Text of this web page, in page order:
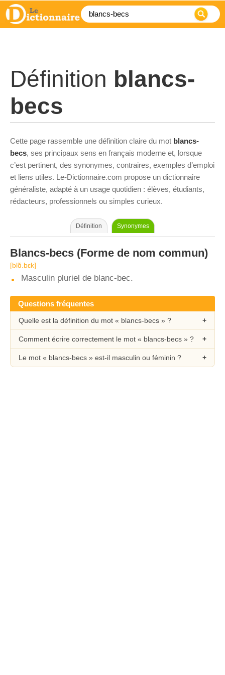
Définition blancs-
becs
Cette page rassemble une définition claire du mot blancs-
becs, ses principaux sens en français moderne et, lorsque
c’est pertinent, des synonymes, contraires, exemples d’emploi
et liens utiles. Le-Dictionnaire.com propose un dictionnaire
généraliste, adapté à un usage quotidien : élèves, étudiants,
rédacteurs, professionnels ou simples curieux.
Définition Synonymes
Blancs-becs (Forme de nom commun)
[blɑ̃.bɛk]
Masculin pluriel de blanc-bec.
Questions fréquentes
Quelle est la définition du mot « blancs-becs » ?
Comment écrire correctement le mot « blancs-becs » ?
Le mot « blancs-becs » est-il masculin ou féminin ?